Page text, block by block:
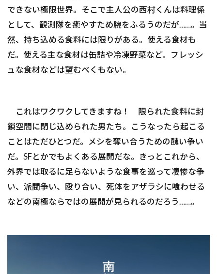
できない極限世界。そこで主人公の西村くんは料理係
として、観測隊を癒やすため腕をふるうのだが……。当
然、持ち込める食料には限りがある。使える食材も
だ。使える主な食材は缶詰や冷凍野菜など。フレッシ
ュな食材などは望むべくもない。
これはワクワクしてきますね！ 限られた食料に封
鎖空間に閉じ込められた男たち。こうなったら起こる
ことはただひとつだ。メシを奪い合うための醜い争い
だ。SFとかでもよくある展開だな。きっとこれから、
外界では取るに足らないような食事を巡って凄惨な争
い、派閥争い、殴り合い、死体をアザラシに喰わせる
などの南極ならではの展開が見られるのだろう……。